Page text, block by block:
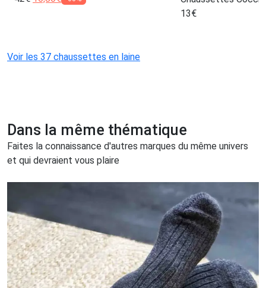
13€
Voir les 37 chaussettes en laine
Dans la même thématique
Faites la connaissance d'autres marques du même univers
et qui devraient vous plaire